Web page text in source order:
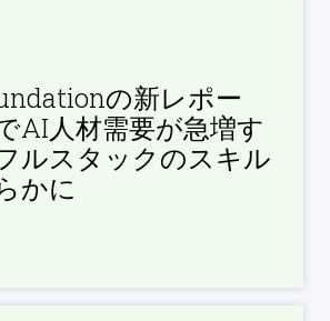
の新レポー
AI人材需要が急増す
ルスタックのスキル
かに